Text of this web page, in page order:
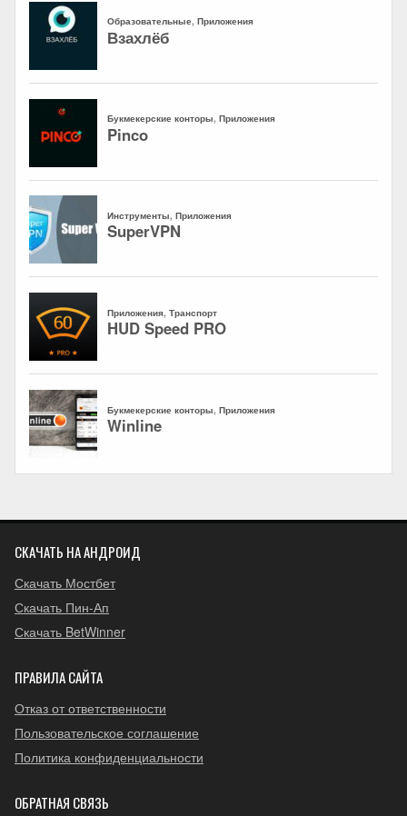
СКАЧАТЬ НА АНДРОИД
Скачать Мостбет
Скачать Пин-Ап
Скачать BetWinner
ПРАВИЛА САЙТА
Отказ от ответственности
Пользовательское соглашение
Политика конфиденциальности
ОБРАТНАЯ СВЯЗЬ